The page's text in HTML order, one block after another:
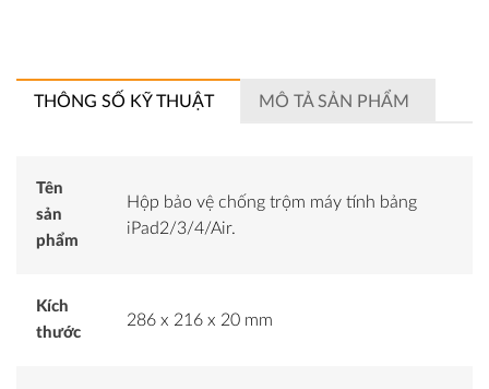
THÔNG SỐ KỸ THUẬT MÔ TẢ SẢN PHẨM
Tên
sản
phẩm
Hộp bảo vệ chống trộm máy tính bảng
iPad2/3/4/Air.
Kích
thước
286 x 216 x 20 mm